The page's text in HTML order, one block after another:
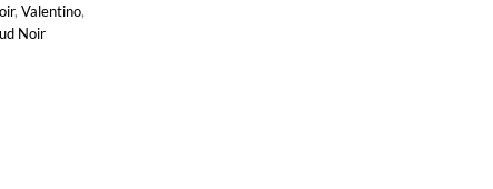
, Valentino,
Noir